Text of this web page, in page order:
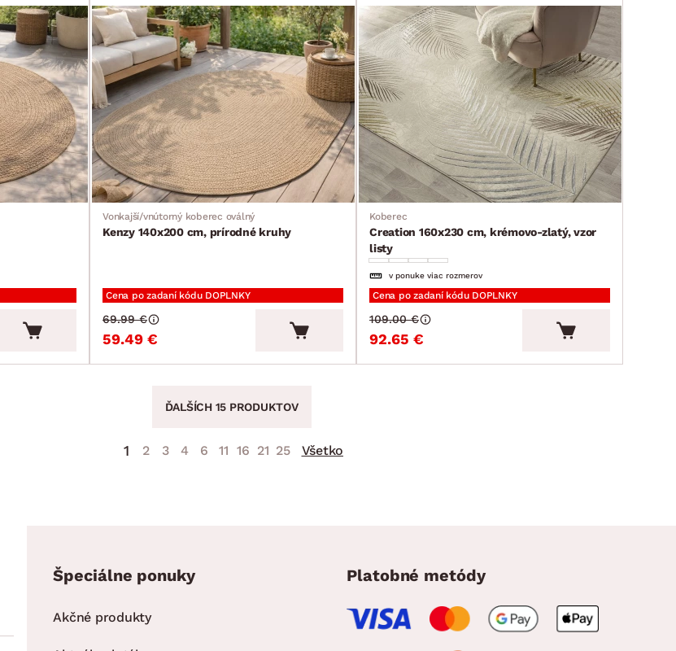
Vonkajší/vnútorný koberec oválný
Kenzy 140x200 cm, prírodné kruhy
Cena po zadaní kódu DOPLNKY
59.49 €
69.99 €
Koberec
Creation 160x230 cm, krémovo-zlatý, vzor
listy
v ponuke viac rozmerov
Cena po zadaní kódu DOPLNKY
92.65 €
109.00 €
ĎALŠÍCH 15 PRODUKTOV
1 2 3 4 6 11 16 21 25 Všetko
Špeciálne ponuky
Akčné produkty
Platobné metódy